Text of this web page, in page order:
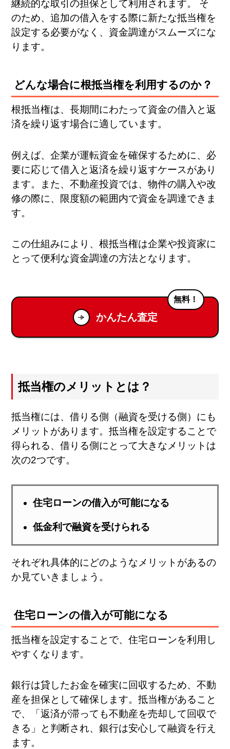
継続的な取引の担保として利用されます。 そ
のため、追加の借入をする際に新たな抵当権を
設定する必要がなく、資金調達がスムーズにな
ります。
どんな場合に根抵当権を利用するのか？
根抵当権は、長期間にわたって資金の借入と返
済を繰り返す場合に適しています。
例えば、企業が運転資金を確保するために、必
要に応じて借入と返済を繰り返すケースがあり
ます。また、不動産投資では、物件の購入や改
修の際に、限度額の範囲内で資金を調達できま
す。
この仕組みにより、根抵当権は企業や投資家に
とって便利な資金調達の方法となります。
かんたん査定
無料！
抵当権のメリットとは？
抵当権には、借りる側（融資を受ける側）にも
メリットがあります。抵当権を設定することで
得られる、借りる側にとって大きなメリットは
次の2つです。
住宅ローンの借入が可能になる
低金利で融資を受けられる
それぞれ具体的にどのようなメリットがあるの
か見ていきましょう。
住宅ローンの借入が可能になる
抵当権を設定することで、住宅ローンを利用し
やすくなります。
銀行は貸したお金を確実に回収するため、不動
産を担保として確保します。抵当権があること
で、「返済が滞っても不動産を売却して回収で
きる」と判断され、銀行は安心して融資を行え
ます。